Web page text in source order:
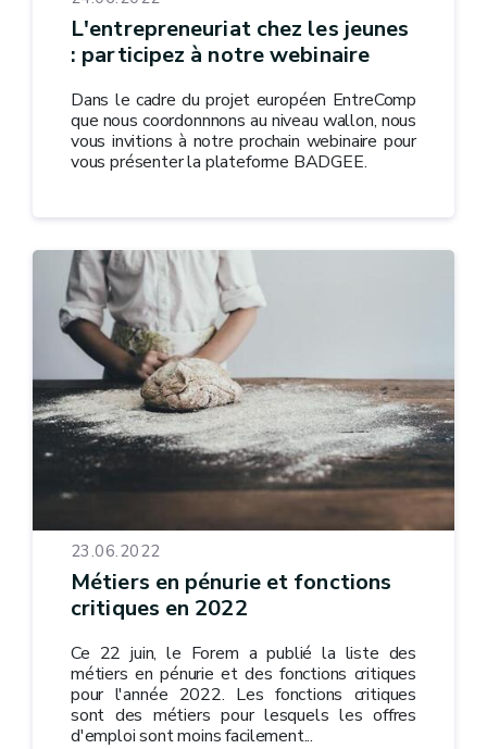
L'entrepreneuriat chez les jeunes
: participez à notre webinaire
Dans le cadre du projet européen EntreComp
que nous coordonnnons au niveau wallon, nous
vous invitions à notre prochain webinaire pour
vous présenter la plateforme BADGEE.
23.06.2022
Métiers en pénurie et fonctions
critiques en 2022
Ce 22 juin, le Forem a publié la liste des
métiers en pénurie et des fonctions critiques
pour l'année 2022. Les fonctions critiques
sont des métiers pour lesquels les offres
d'emploi sont moins facilement...